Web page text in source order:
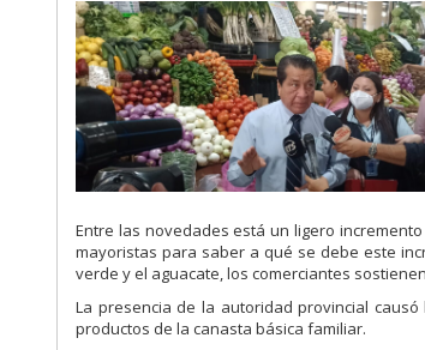
Entre las novedades está un ligero incremento
mayoristas para saber a qué se debe este
verde yel aguacate,loscomerciantes sostien
La presencia de la autoridad provincial causó
productos de lacanasta básica familiar.